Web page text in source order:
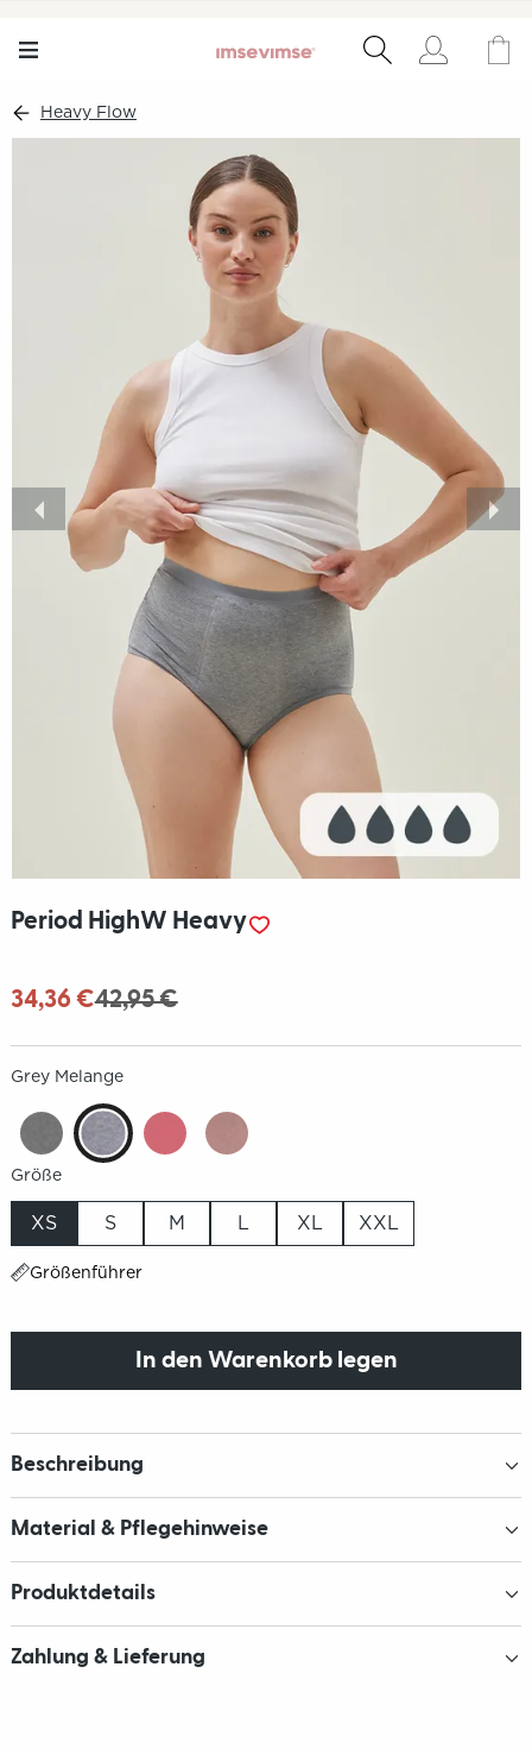
Heavy Flow
Period HighW Heavy
34,36 €42,95 €
Grey Melange
Größe
XS S M L XL XXL
Größenführer
In den Warenkorb legen
Beschreibung
Material & Pflegehinweise
Produktdetails
Zahlung & Lieferung